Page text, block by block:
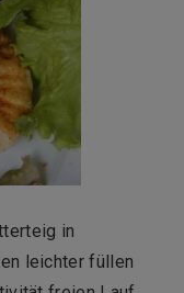
in
leichter füllen